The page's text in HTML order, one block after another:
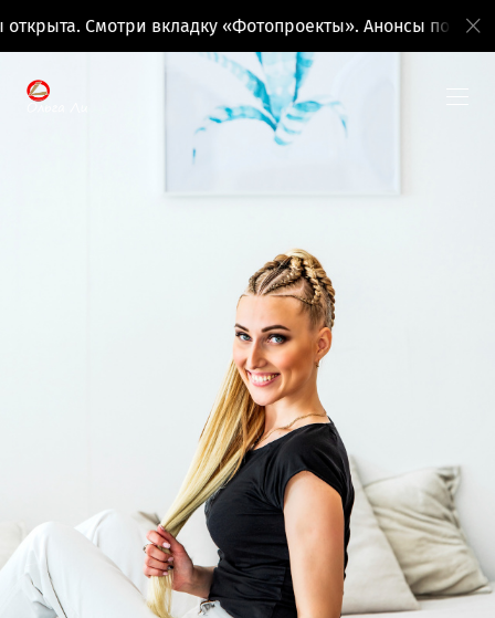
вкладку «Фотопроекты». Анонсы поездок на вкладке